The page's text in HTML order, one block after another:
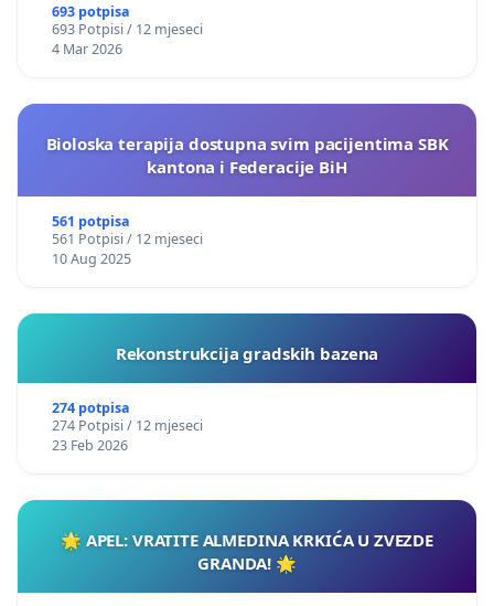
693 potpisa
693 Potpisi / 12 mjeseci
4 Mar 2026
Bioloska terapija dostupna svim pacijentima SBK
kantona i Federacije BiH
561 potpisa
561 Potpisi / 12 mjeseci
10 Aug 2025
Rekonstrukcija gradskih bazena
274 potpisa
274 Potpisi / 12 mjeseci
23 Feb 2026
🌟 APEL: VRATITE ALMEDINA KRKIĆA U ZVEZDE
GRANDA! 🌟